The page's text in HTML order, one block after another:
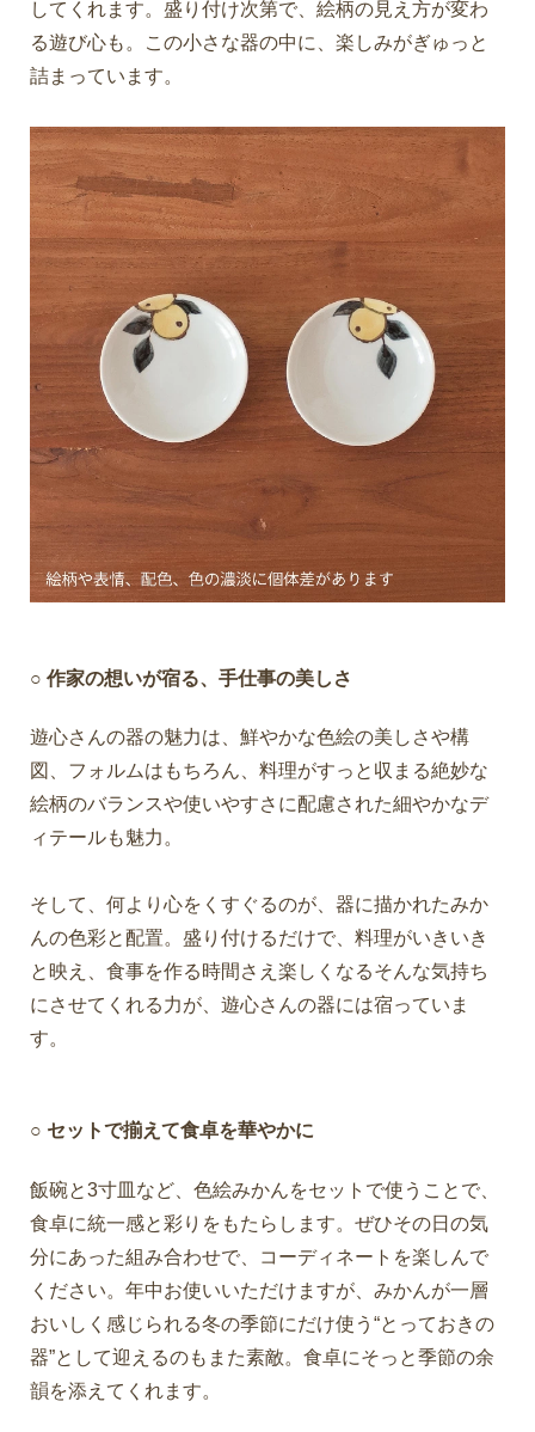
してくれます。盛り付け次第で、絵柄の見え方が変わ
る遊び心も。この小さな器の中に、楽しみがぎゅっと
詰まっています。
○ 作家の想いが宿る、手仕事の美しさ
遊心さんの器の魅力は、鮮やかな色絵の美しさや構
図、フォルムはもちろん、料理がすっと収まる絶妙な
絵柄のバランスや使いやすさに配慮された細やかなデ
ィテールも魅力。
そして、何より心をくすぐるのが、器に描かれたみか
んの色彩と配置。盛り付けるだけで、料理がいきいき
と映え、食事を作る時間さえ楽しくなるそんな気持ち
にさせてくれる力が、遊心さんの器には宿っていま
す。
○ セットで揃えて食卓を華やかに
飯碗と3寸皿など、色絵みかんをセットで使うことで、
食卓に統一感と彩りをもたらします。ぜひその日の気
分にあった組み合わせで、コーディネートを楽しんで
ください。年中お使いいただけますが、みかんが一層
おいしく感じられる冬の季節にだけ使う“とっておきの
器”として迎えるのもまた素敵。食卓にそっと季節の余
韻を添えてくれます。